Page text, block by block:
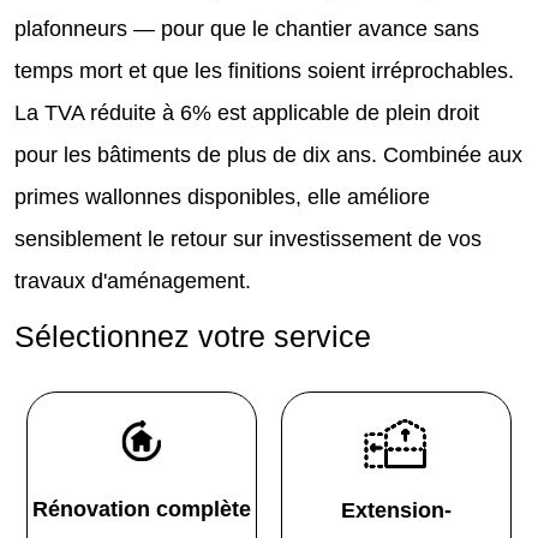
plafonneurs — pour que le chantier avance sans
temps mort et que les finitions soient irréprochables.
La TVA réduite à 6% est applicable de plein droit
pour les bâtiments de plus de dix ans. Combinée aux
primes wallonnes disponibles, elle améliore
sensiblement le retour sur investissement de vos
travaux d'aménagement.
Sélectionnez votre service
Rénovation complète
Extension-